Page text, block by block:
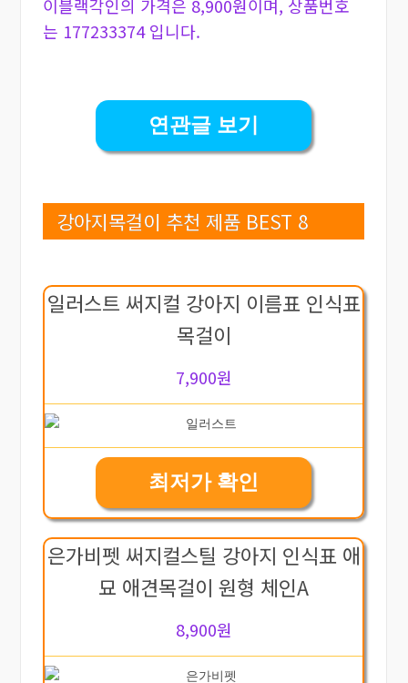
이블랙각인의 가격은 8,900원이며, 상품번호
는 177233374 입니다.
연관글 보기
강아지목걸이 추천 제품 BEST 8
일러스트 써지컬 강아지 이름표 인식표
목걸이
7,900원
최저가 확인
은가비펫 써지컬스틸 강아지 인식표 애
묘 애견목걸이 원형 체인A
8,900원